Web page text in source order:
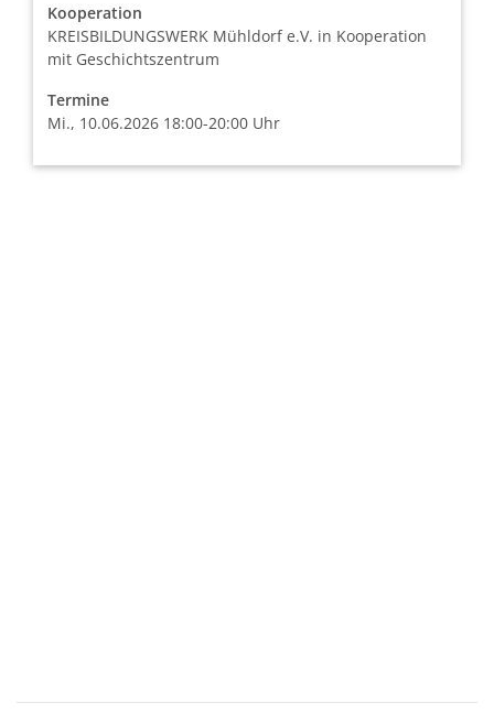
Kooperation
KREISBILDUNGSWERK Mühldorf e.V. in Kooperation
mit Geschichtszentrum
Termine
Mi., 10.06.2026 18:00-20:00 Uhr